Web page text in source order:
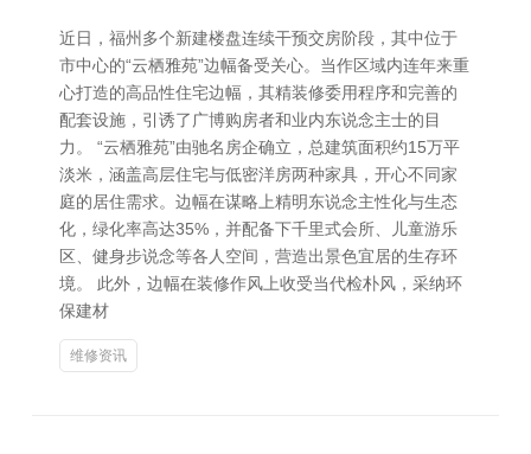
近日，福州多个新建楼盘连续干预交房阶段，其中位于
市中心的“云栖雅苑”边幅备受关心。当作区域内连年来重
心打造的高品性住宅边幅，其精装修委用程序和完善的
配套设施，引诱了广博购房者和业内东说念主士的目
力。 “云栖雅苑”由驰名房企确立，总建筑面积约15万平
淡米，涵盖高层住宅与低密洋房两种家具，开心不同家
庭的居住需求。边幅在谋略上精明东说念主性化与生态
化，绿化率高达35%，并配备下千里式会所、儿童游乐
区、健身步说念等各人空间，营造出景色宜居的生存环
境。 此外，边幅在装修作风上收受当代检朴风，采纳环
保建材
维修资讯